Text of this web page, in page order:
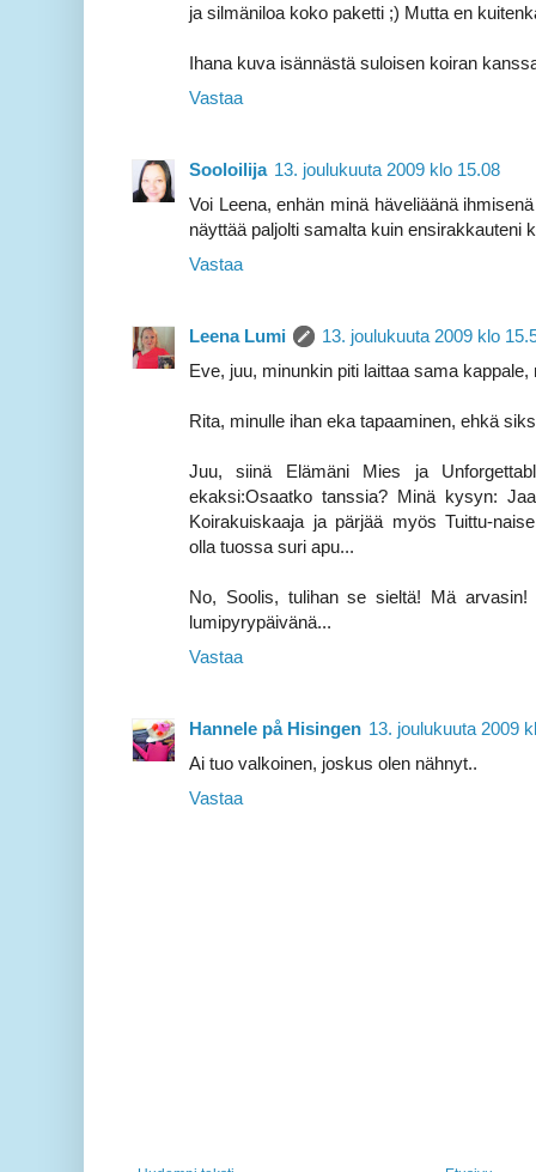
ja silmäniloa koko paketti ;) Mutta en
Ihana kuva isännästä suloisen koiran
Vastaa
Sooloilija 13. joulukuuta 2009 klo 15.08
Voi Leena, enhän minä häveliäänä
näyttää paljolti samalta kuin ensirakkauteni
Vastaa
Leena Lumi
13. joulukuuta 2009 klo
Eve, juu, minunkin piti laittaa sama
Rita, minulle ihan eka tapaaminen, ehkä
Juu, siinä Elämäni Mies ja
ekaksi:Osaatko tanssia? Minä kysyn:
Koirakuiskaaja ja pärjää myös Tuittu-
olla tuossa suri apu...
No, Soolis, tulihan se sieltä! Mä arvasin!
lumipyrypäivänä...
Vastaa
Hannele på Hisingen 13. joulukuuta 2009
Ai tuo valkoinen, joskus olen nähnyt..
Vastaa